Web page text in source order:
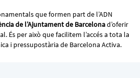
que formen part de l’ADN
de l’Ajuntament de Barcelonad’oferir
És per això que facilitem l’accés a tota la
i pressupostària de Barcelona Activa.